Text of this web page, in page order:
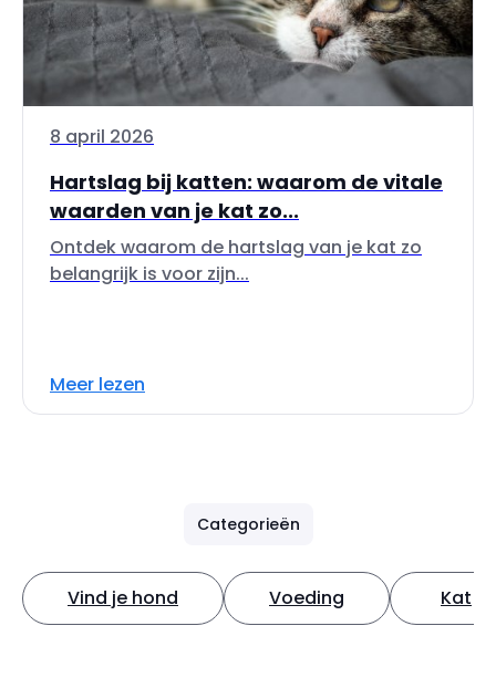
8 april 2026
Hartslag bij katten: waarom de vitale
waarden van je kat zo...
Ontdek waarom de hartslag van je kat zo
belangrijk is voor zijn...
Meer lezen
Categorieën
Vind je hond Voeding Kat